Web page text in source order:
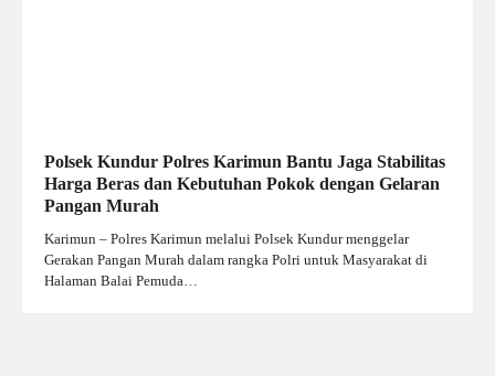
Polsek Kundur Polres Karimun Bantu Jaga Stabilitas
Harga Beras dan Kebutuhan Pokok dengan Gelaran
Pangan Murah
Karimun – Polres Karimun melalui Polsek Kundur menggelar
Gerakan Pangan Murah dalam rangka Polri untuk Masyarakat di
Halaman Balai Pemuda…